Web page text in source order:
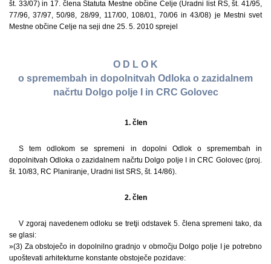
št. 33/07) in 17. člena Statuta Mestne občine Celje (Uradni list RS, št. 41/95,
77/96, 37/97, 50/98, 28/99, 117/00, 108/01, 70/06 in 43/08) je Mestni svet
Mestne občine Celje na seji dne 25. 5. 2010 sprejel
O D L O K
o spremembah in dopolnitvah Odloka o zazidalnem
načrtu Dolgo polje I in CRC Golovec
1. člen
S tem odlokom se spremeni in dopolni Odlok o spremembah in
dopolnitvah Odloka o zazidalnem načrtu Dolgo polje I in CRC Golovec (proj.
št. 10/83, RC Planiranje, Uradni list SRS, št. 14/86).
2. člen
V zgoraj navedenem odloku se tretji odstavek 5. člena spremeni tako, da
se glasi:
»(3) Za obstoječo in dopolnilno gradnjo v območju Dolgo polje I je potrebno
upoštevati arhitekturne konstante obstoječe pozidave: